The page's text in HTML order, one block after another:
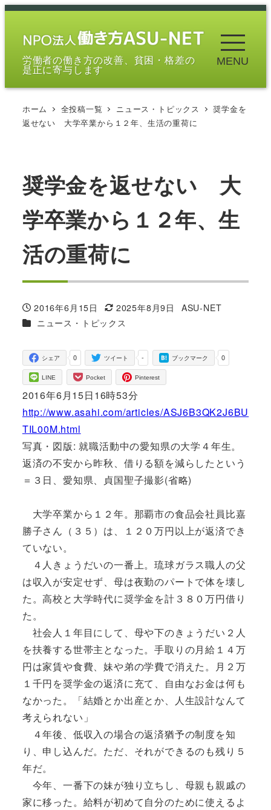
メ
労働者の働き方の改善、貧困・格差の
是正に寄与します
MENU
ホーム 全投稿一覧 ニュース・トピックス
奨学金を
返せない 大学卒業から１２年、生活の重荷に
奨学金を返せない 大
学卒業から１２年、生
活の重荷に
投稿日
2016年6月15日
更新日
2025年8月9日
著
ASU-NET
カテゴリー
ニュース・トピックス
0
シェア -
ツイート 0
ブックマーク
LINE Pocket Pinterest
2016年6月15日16時53分
http://www.asahi.com/articles/ASJ6B3QK2J6BU
TIL00M.html
写真・図版: 就職活動中の愛知県の大学４年生。
返済の不安から昨秋、借りる額を減らしたという
＝３日、愛知県、貞国聖子撮影(省略)
大学卒業から１２年。那覇市の食品会社員比嘉
勝子さん（３５）は、１２０万円以上が返済でき
ていない。
４人きょうだいの一番上。琉球ガラス職人の父
は収入が安定せず、母は夜勤のパートで体を壊し
た。高校と大学時代に奨学金を計３８０万円借り
た。
社会人１年目にして、母や下のきょうだい２人
を扶養する世帯主となった。手取りの月給１４万
円は家賃や食費、妹や弟の学費で消えた。月２万
１千円を奨学金の返済に充て、自由なお金は何も
なかった。「結婚とか出産とか、人生設計なんて
考えられない」
４年後、低収入の場合の返済猶予の制度を知
り、申し込んだ。ただ、それができるのも残り５
年だ。
今年、一番下の妹が独り立ちし、母親も親戚の
家に移った。給料が初めて自分のために使えるよ